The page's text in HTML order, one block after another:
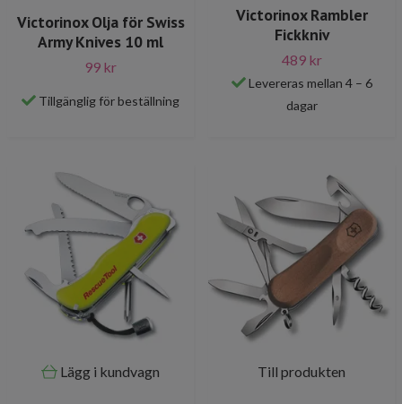
Victorinox Olja för Swiss
Army Knives 10 ml
99 kr
Tillgänglig för beställning
Victorinox Rambler
Fickkniv
489 kr
Levereras mellan 4 – 6
dagar
Lägg i kundvagn Till produkten